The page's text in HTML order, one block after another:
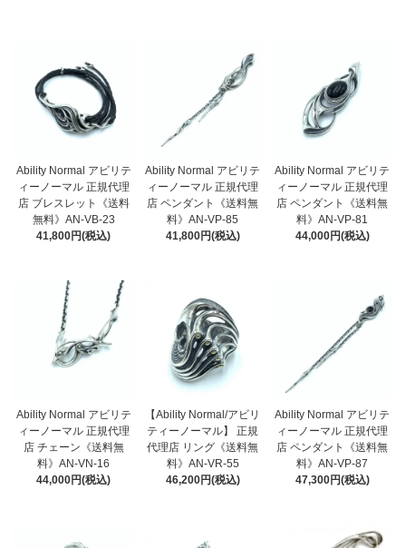
Ability Normal アビリテ
ィーノーマル 正規代理
店 ブレスレット《送料
無料》AN-VB-23
41,800円(税込)
Ability Normal アビリテ
ィーノーマル 正規代理
店 ペンダント《送料無
料》AN-VP-85
41,800円(税込)
Ability Normal アビリテ
ィーノーマル 正規代理
店 ペンダント《送料無
料》AN-VP-81
44,000円(税込)
Ability Normal アビリテ
ィーノーマル 正規代理
店 チェーン《送料無
料》AN-VN-16
44,000円(税込)
【Ability Normal/アビリ
ティーノーマル】 正規
代理店 リング《送料無
料》AN-VR-55
46,200円(税込)
Ability Normal アビリテ
ィーノーマル 正規代理
店 ペンダント《送料無
料》AN-VP-87
47,300円(税込)